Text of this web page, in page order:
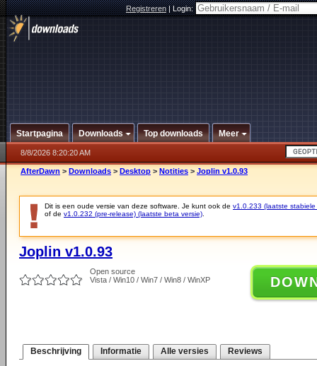
Registreren|Login:
Startpagina Downloads Top downloads Meer
8/8/2026 8:20:20 AM
AfterDawn > Downloads > Desktop > Notities > Joplin v1.0.93
Dit is een oude versie van deze software. Je kunt ook de v1.0.233 (laatste stabiele
of de v1.0.232 (pre-release) (laatste beta versie)
Joplin v1.0.93
Open source
Vista / Win10 / Win7 / Win8 / WinXP
Beschrijving Informatie Alle versies Reviews